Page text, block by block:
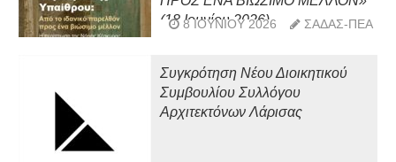
(18 Ιουνίου 2026)
8 ΙΟΥΝΊΟΥ 2026 ΣΑΔΑΣ-ΠΕΑ
Συγκρότηση Νέου Διοικητικού
Συμβουλίου Συλλόγου
Αρχιτεκτόνων Λάρισας